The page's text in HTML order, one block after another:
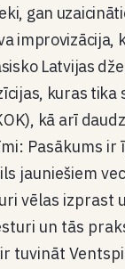
gan
improvizācija,
Latvijas
kuras tika
), kā arī
Pasākums ir
jauniešiem
vēlas izprast
un tās
tuvināt